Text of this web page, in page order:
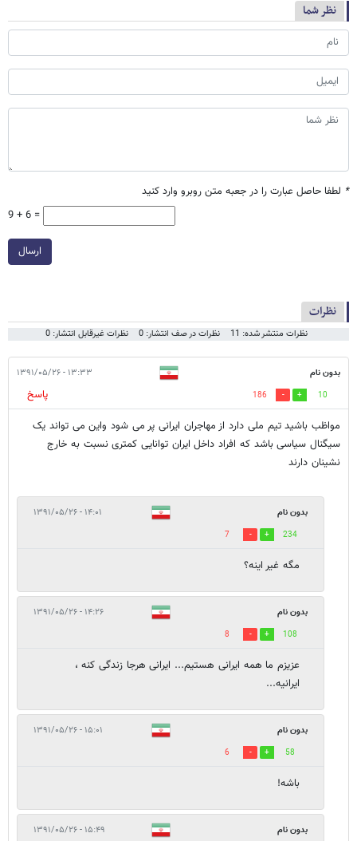
نظر شما
* لطفا حاصل عبارت را در جعبه متن روبرو وارد کنید
9 + 6 =
ارسال
نظرات
نظرات منتشر شده: 11 نظرات در صف انتشار: 0 نظرات غیرقابل انتشار: 0
بدون نام ۱۳:۳۳ - ۱۳۹۱/۰۵/۲۶
10
186
پاسخ
مواظب باشید تیم ملی دارد از مهاجران ایرانی پر می شود واین می تواند یک
سیگنال سیاسی باشد که افراد داخل ایران توانایی کمتری نسبت به خارج
نشینان دارند
بدون نام ۱۴:۰۱ - ۱۳۹۱/۰۵/۲۶
234
7
مگه غیر اینه؟
بدون نام ۱۴:۲۶ - ۱۳۹۱/۰۵/۲۶
108
8
عزیزم ما همه ایرانی هستیم... ایرانی هرجا زندگی کنه ،
ایرانیه...
بدون نام ۱۵:۰۱ - ۱۳۹۱/۰۵/۲۶
58
6
باشه!
بدون نام ۱۵:۴۹ - ۱۳۹۱/۰۵/۲۶